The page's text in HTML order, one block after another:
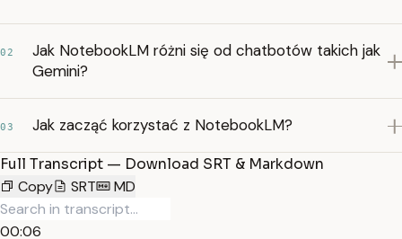
02
Jak NotebookLM różni się od chatbotów takich jak
Gemini?
03 Jak zacząć korzystać z NotebookLM?
Full Transcript — Download SRT & Markdown
Copy
SRT MD
00:06